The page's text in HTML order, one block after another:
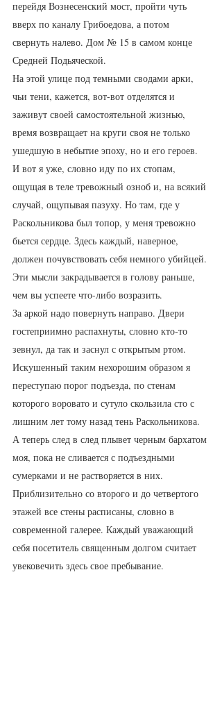
перейдя Вознесенский мост, пройти чуть
вверх по каналу Грибоедова, а потом
свернуть налево. Дом № 15 в самом конце
Средней Подьяческой.
На этой улице под темными сводами арки,
чьи тени, кажется, вот-вот отделятся и
заживут своей самостоятельной жизнью,
время возвращает на круги своя не только
ушедшую в небытие эпоху, но и его героев.
И вот я уже, словно иду по их стопам,
ощущая в теле тревожный озноб и, на всякий
случай, ощупывая пазуху. Но там, где у
Раскольникова был топор, у меня тревожно
бьется сердце. Здесь каждый, наверное,
должен почувствовать себя немного убийцей.
Эти мысли закрадывается в голову раньше,
чем вы успеете что-либо возразить.
За аркой надо повернуть направо. Двери
гостеприимно распахнуты, словно кто-то
зевнул, да так и заснул с открытым ртом.
Искушенный таким нехорошим образом я
переступаю порог подъезда, по стенам
которого воровато и сутуло скользила сто с
лишним лет тому назад тень Раскольникова.
А теперь след в след плывет черным бархатом
моя, пока не сливается с подъездными
сумерками и не растворяется в них.
Приблизительно со второго и до четвертого
этажей все стены расписаны, словно в
современной галерее. Каждый уважающий
себя посетитель священным долгом считает
увековечить здесь свое пребывание.